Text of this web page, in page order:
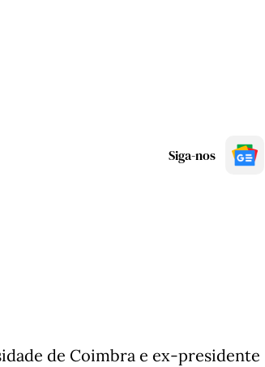
Siga-nos
de Coimbra e ex-presidente